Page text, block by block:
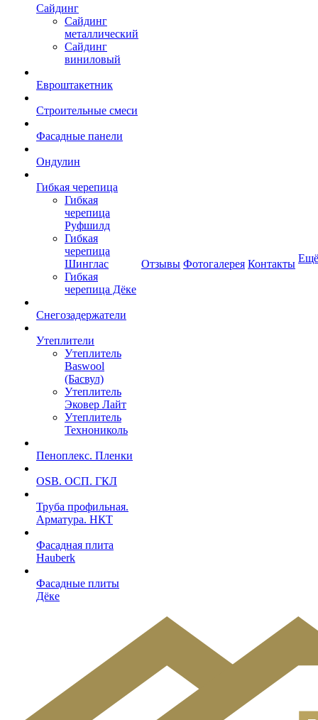
Сайдинг
Сайдинг
металлический
Сайдинг
виниловый
Евроштакетник
Строительные смеси
Фасадные панели
Ондулин
Гибкая черепица
Гибкая
черепица
Руфшилд
Гибкая
черепица
Шинглас
Гибкая
черепица Дёке
Снегозадержатели
Утеплители
Утеплитель
Baswool
(Басвул)
Утеплитель
Эковер Лайт
Утеплитель
Технониколь
Пеноплекс. Пленки
OSB. ОСП. ГКЛ
Труба профильная.
Арматура. НКТ
Фасадная плита
Hauberk
Фасадные плиты
Дёке
Отзывы Фотогалерея Контакты Ещё